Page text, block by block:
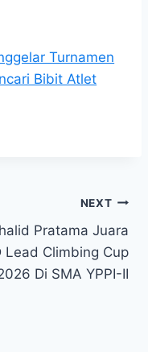
Turnamen
Bibit Atlet
NEXT
Pratama Juara
Lead Climbing Cup
Di SMA YPPI-II